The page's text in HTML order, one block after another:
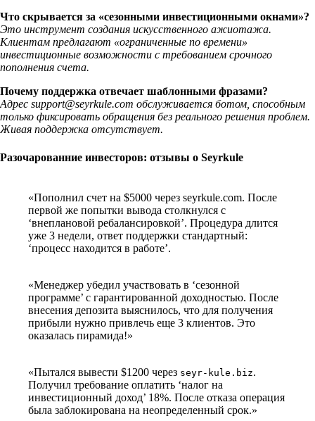
Что скрывается за «сезонными инвестиционными окнами»?
Это инструмент создания искусственного ажиотажа.
Клиентам предлагают «ограниченные по времени»
инвестиционные возможности с требованием срочного
пополнения счета.
Почему поддержка отвечает шаблонными фразами?
Адрес support@seyrkule.com обслуживается ботом, способным
только фиксировать обращения без реального решения проблем.
Живая поддержка отсутствует.
Разочарованние инвесторов: отзывы о Seyrkule
«Пополнил счет на $5000 через seyrkule.com. После
первой же попытки вывода столкнулся с
‘внеплановой ребалансировкой’. Процедура длится
уже 3 недели, ответ поддержки стандартный:
‘процесс находится в работе’.
«Менеджер убедил участвовать в ‘сезонной
программе’ с гарантированной доходностью. После
внесения депозита выяснилось, что для получения
прибыли нужно привлечь еще 3 клиентов. Это
оказалась пирамида!»
«Пытался вывести $1200 через seyr-kule.biz.
Получил требование оплатить ‘налог на
инвестиционный доход’ 18%. После отказа операция
была заблокирована на неопределенный срок.»